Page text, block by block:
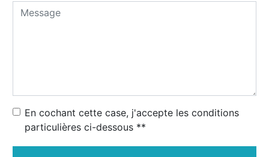
En cochant cette case, j'accepte les conditions
particulières ci-dessous **